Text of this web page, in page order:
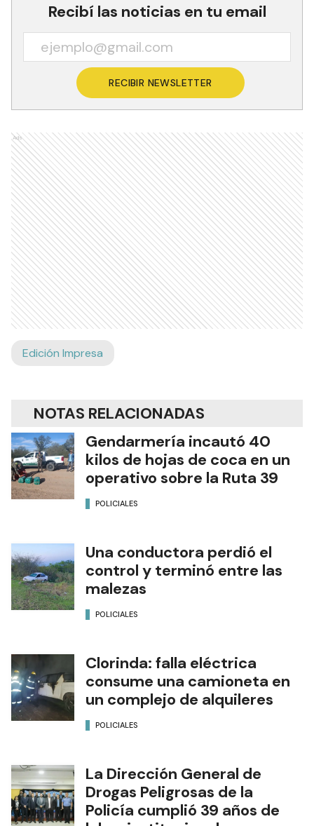
Recibí las noticias en tu email
RECIBIR NEWSLETTER
Ads
Edición Impresa
NOTAS RELACIONADAS
Gendarmería incautó 40
kilos de hojas de coca en un
operativo sobre la Ruta 39
POLICIALES
Una conductora perdió el
control y terminó entre las
malezas
POLICIALES
Clorinda: falla eléctrica
consume una camioneta en
un complejo de alquileres
POLICIALES
La Dirección General de
Drogas Peligrosas de la
Policía cumplió 39 años de